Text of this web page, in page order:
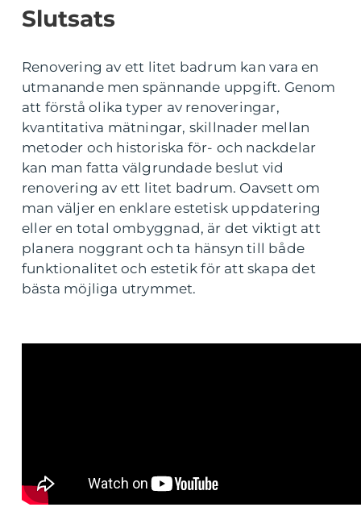
Slutsats
Renovering av ett litet badrum kan vara en
utmanande men spännande uppgift. Genom
att förstå olika typer av renoveringar,
kvantitativa mätningar, skillnader mellan
metoder och historiska för- och nackdelar
kan man fatta välgrundade beslut vid
renovering av ett litet badrum. Oavsett om
man väljer en enklare estetisk uppdatering
eller en total ombyggnad, är det viktigt att
planera noggrant och ta hänsyn till både
funktionalitet och estetik för att skapa det
bästa möjliga utrymmet.